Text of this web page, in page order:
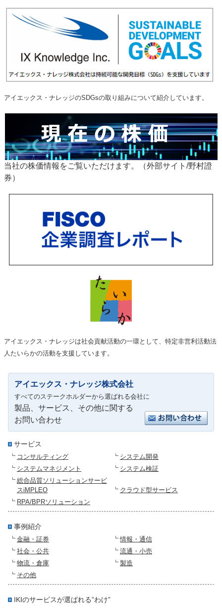
アイエックス・ナレッジのSDGsの取り組みについて紹介しています。
当社の株価情報をご覧いただけます。（外部サイト/野村證
券）
アイエックス・ナレッジは社会貢献活動の一環として、特定非営利活動法
人たいらかの活動を支援しています。
アイエックス・ナレッジ株式会社
すべてのステークホルダーから選ばれる会社に
製品、サービス、その他に関する
お問い合わせ
サービス
コンサルティング
システム開発
システムマネジメント
システム検証
総合品質ソリューションサービ
スiMPLEO
クラウド型サービス
RPA/BPRソリューション
事例紹介
金融・証券
情報・通信
社会・公共
流通・小売
物流・倉庫
製造
その他
IKIのサービスが選ばれる”わけ”